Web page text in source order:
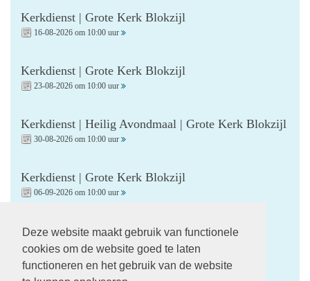
Deze website maakt gebruik van functionele
cookies om de website goed te laten
functioneren en het gebruik van de website
Kerkdienst | Grote Kerk Blokzijl
16-08-2026 om 10:00 uur
Kerkdienst | Grote Kerk Blokzijl
23-08-2026 om 10:00 uur
Kerkdienst | Heilig Avondmaal | Grote Kerk Blokzijl
30-08-2026 om 10:00 uur
Kerkdienst | Grote Kerk Blokzijl
06-09-2026 om 10:00 uur
Kerkdienst | Startzondag | Grote Kerk Blokzijl
13-09-2026 om 10:00 uur